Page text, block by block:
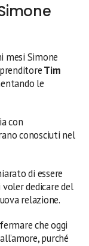
mesi Simone
Tim
le
con
conosciuti nel
di essere
voler dedicare del
relazione.
che oggi
purché